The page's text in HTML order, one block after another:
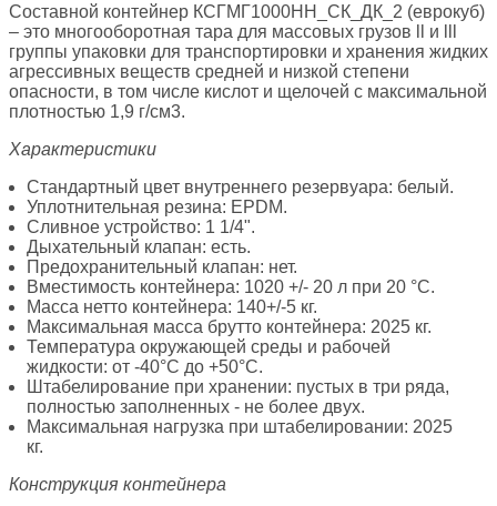
Составной контейнер КСГМГ1000НН_СК_ДК_2 (еврокуб)
– это многооборотная тара для массовых грузов ll и lll
группы упаковки для транспортировки и хранения жидких
агрессивных веществ средней и низкой степени
опасности, в том числе кислот и щелочей с максимальной
плотностью 1,9 г/см3.
Характеристики
Стандартный цвет внутреннего резервуара: белый.
Уплотнительная резина: EPDM.
Сливное устройство: 1 1/4".
Дыхательный клапан: есть.
Предохранительный клапан: нет.
Вместимость контейнера: 1020 +/- 20 л при 20 °С.
Масса нетто контейнера: 140+/-5 кг.
Максимальная масса брутто контейнера: 2025 кг.
Температура окружающей среды и рабочей
жидкости: от -40°С до +50°С.
Штабелирование при хранении: пустых в три ряда,
полностью заполненных - не более двух.
Максимальная нагрузка при штабелировании: 2025
кг.
Конструкция контейнера